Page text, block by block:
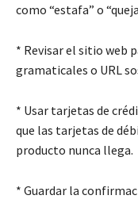
como “estafa” o
* Revisar el sitio web
gramaticales o URL
* Usar tarjetas de
que las tarjetas de
producto nunca llega.
* Guardar la